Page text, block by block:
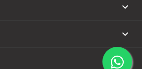

keyboard_arrow_down